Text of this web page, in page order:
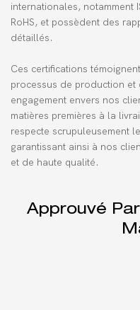
internationales, notamment
RoHS, et possèdent des
détaillés.
Ces certifications
processus de production
engagement envers nos
matières premières à la
respecte scrupuleusement
garantissant ainsi à nos
et de haute qualité.
Approuvé